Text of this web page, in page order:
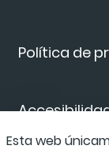
Política de
Esta web